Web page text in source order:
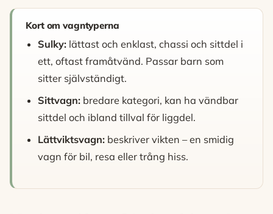
Kort om vagntyperna
Sulky:lättast och enklast, chassi och sittdel i
ett, oftast framåtvänd. Passar barn som
sitter självständigt.
Sittvagn:bredare kategori, kan ha vändbar
sittdel och ibland tillval för liggdel.
Lättviktsvagn:beskriver vikten – en smidig
vagn för bil, resa eller trång hiss.